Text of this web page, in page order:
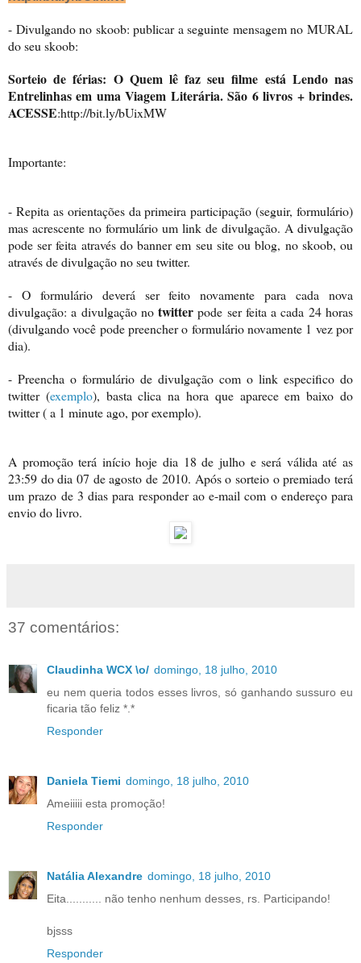
- Divulgando no skoob: publicar a seguinte mensagem no MURAL
do seu skoob:
Sorteio de férias: O Quem lê faz seu filme está Lendo nas
Entrelinhas em uma Viagem Literária. São 6 livros + brindes.
ACESSE:http://bit.ly/bUixMW
Importante:
- Repita as orientações da primeira participação (seguir, formulário)
mas acrescente no formulário um link de divulgação. A divulgação
pode ser feita através do banner em seu site ou blog, no skoob, ou
através de divulgação no seu twitter.
- O formulário deverá ser feito novamente para cada nova
divulgação: a divulgação notwitter pode ser feita a cada 24 horas
(divulgando você pode preencher o formulário novamente 1 vez por
dia).
- Preencha o formulário de divulgação com o link especifico do
twitter (exemplo), basta clica na hora que aparece em baixo do
twitter ( a 1 minute ago, por exemplo).
A promoção terá início hoje dia 18 de julho e será válida até as
23:59 do dia 07 de agosto de 2010. Após o sorteio o premiado terá
um prazo de 3 dias para responder ao e-mail com o endereço para
envio do livro.
37 comentários:
Claudinha WCX \o/ domingo, 18 julho, 2010
eu nem queria todos esses livros, só ganhando sussuro eu
ficaria tão feliz *.*
Responder
Daniela Tiemi domingo, 18 julho, 2010
Ameiiiii esta promoção!
Responder
Natália Alexandre domingo, 18 julho, 2010
Eita........... não tenho nenhum desses, rs. Participando!
bjsss
Responder